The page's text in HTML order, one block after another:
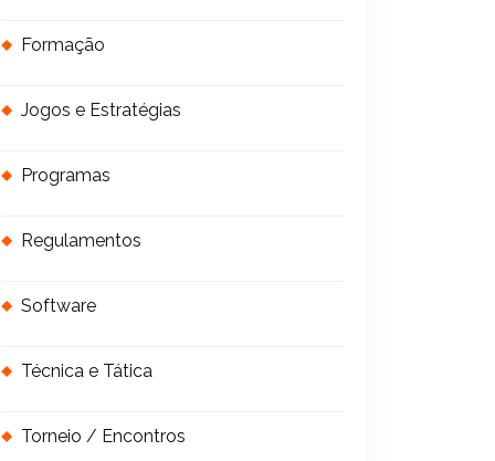
Formação
Jogos e Estratégias
Programas
Regulamentos
Software
Técnica e Tática
Torneio / Encontros